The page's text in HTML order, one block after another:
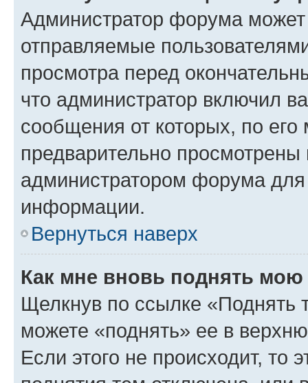
Администратор форума
отправляемые
просмотра перед
что администратор включил
сообщения от которых, по
предварительно
администратором форума
информации.
Вернуться наверх
Как мне вновь поднять мою
Щелкнув по ссылке «Поднять
можете «поднять» ее в
Если этого не происходит, то